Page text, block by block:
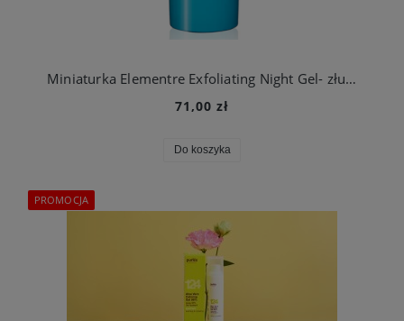
Miniaturka Elementre Exfoliating Night Gel- złuszczający żel na noc
71,00 zł
Do koszyka
PROMOCJA